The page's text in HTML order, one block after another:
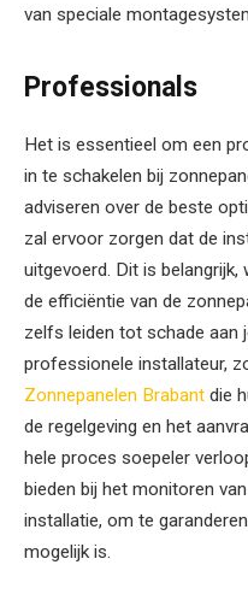
van speciale
Professionals
Het is essentieel om een
in te schakelen bij
adviseren over de beste
zal ervoor zorgen dat de
uitgevoerd. Dit is
de efficiëntie van de
zelfs leiden tot schade aan
professionele installateur,
Zonnepanelen Brabant die
de regelgeving en het
hele proces soepeler
bieden bij het monitoren
installatie, om te
mogelijk is.